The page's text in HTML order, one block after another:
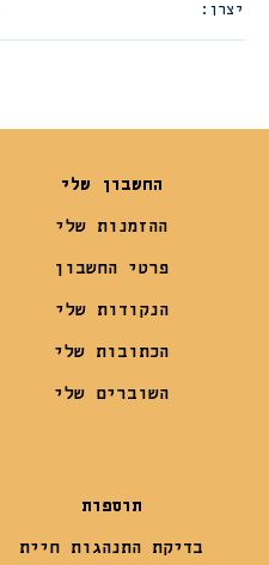
יצרן
החשבון שלי
ההזמנות שלי
פרטי החשבון
הנקודות שלי
הכתובות שלי
השוברים שלי
תוספות
בדיקת התנהגות חיית